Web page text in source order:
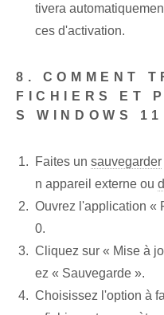
tivera
ces d'activation.
8. COMMENT
FICHIERS ET
S WINDOWS‌ 11
Faites⁤ un sauvegarder
n appareil externe⁢ ou
Ouvrez l'application «
0.
Cliquez sur « Mise à
ez « Sauvegarde ».
Choisissez l'option à